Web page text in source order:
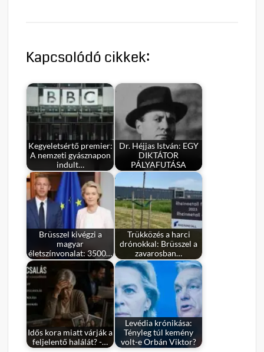
Kapcsolódó cikkek:
Kegyeletsértő premier:
A nemzeti gyásznapon
indult…
Dr. Héjjas István: EGY
DIKTÁTOR
PÁLYAFUTÁSA
Brüsszel kivégzi a
magyar
életszínvonalat: 3500…
Trükközés a harci
drónokkal: Brüsszel a
zavarosban…
Idős kora miatt várják a
feljelentő halálát? -…
Levédia krónikása:
Tényleg túl kemény
volt-e Orbán Viktor?